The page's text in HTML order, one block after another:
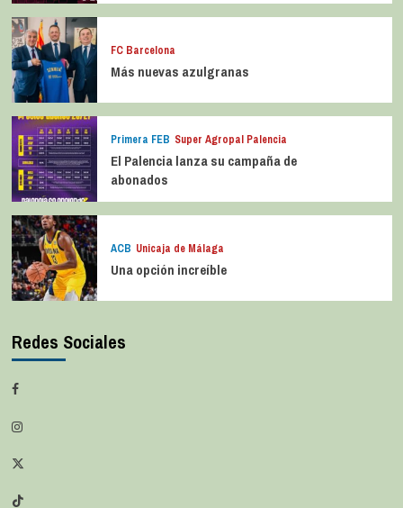
FC Barcelona
Más nuevas azulgranas
Primera FEB Super Agropal Palencia
El Palencia lanza su campaña de
abonados
ACB Unicaja de Málaga
Una opción increíble
Redes Sociales